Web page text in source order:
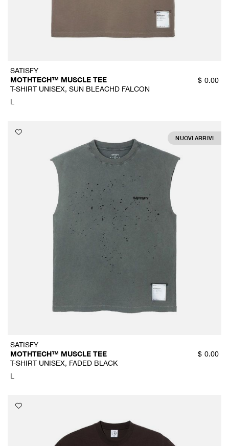
SATISFY
MOTHTECH™ MUSCLE TEE
T-SHIRT UNISEX, SUN BLEACHD FALCON
$ 0.00
L
NUOVI ARRIVI
SATISFY
MOTHTECH™ MUSCLE TEE
T-SHIRT UNISEX, FADED BLACK
$ 0.00
L